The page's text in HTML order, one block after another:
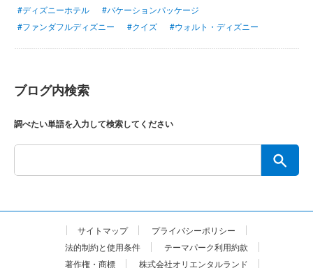
#ディズニーホテル
#バケーションパッケージ
#ファンダフルディズニー
#クイズ #ウォルト・ディズニー
ブログ内検索
調べたい単語を入力して検索してください
サイトマップ
プライバシーポリシー
法的制約と使用条件
テーマパーク利用約款
著作権・商標
株式会社オリエンタルランド